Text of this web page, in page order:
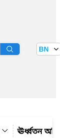
BN
ঊর্ধ্বতন